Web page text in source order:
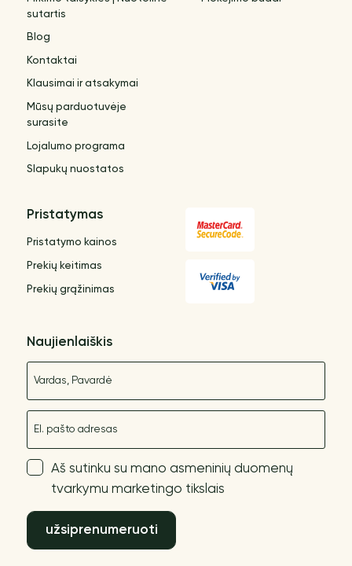
sutartis
Blog
Kontaktai
Klausimai ir atsakymai
Mūsų parduotuvėje
surasite
Lojalumo programa
Slapukų nuostatos
Pristatymas
Pristatymo kainos
Prekių keitimas
Prekių grąžinimas
Naujienlaiškis
Aš sutinku su mano asmeninių duomenų
tvarkymu marketingo tikslais
užsiprenumeruoti